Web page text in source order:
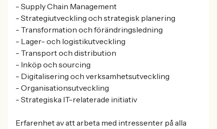
- Supply Chain Management
- Strategiutveckling och strategisk planering
- Transformation och förändringsledning
- Lager- och logistikutveckling
- Transport och distribution
- Inköp och sourcing
- Digitalisering och verksamhetsutveckling
- Organisationsutveckling
- Strategiska IT-relaterade initiativ
Erfarenhet av att arbeta med intressenter på alla